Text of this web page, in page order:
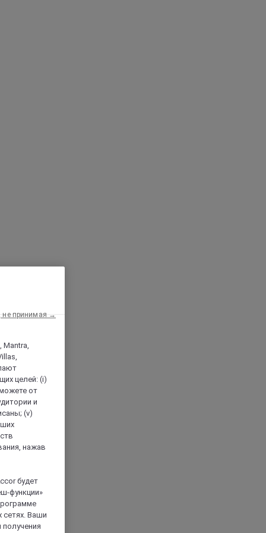
Mantra,
целей: (i)
от
и
(v)
нажав
будет
функции»
сетях. Ваши
не принимая →